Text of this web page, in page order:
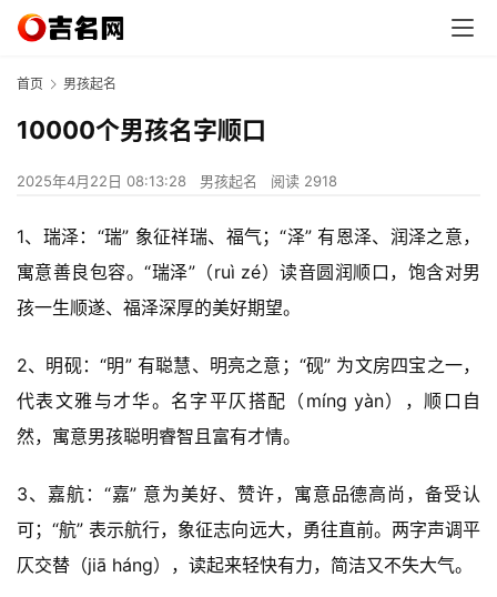
首页 男孩起名
10000个男孩名字顺口
2025年4月22日 08:13:28 男孩起名 阅读 2918
1、瑞泽：“瑞” 象征祥瑞、福气；“泽” 有恩泽、润泽之意，
寓意善良包容。“瑞泽”（ruì zé）读音圆润顺口，饱含对男
孩一生顺遂、福泽深厚的美好期望。
2、明砚：“明” 有聪慧、明亮之意；“砚” 为文房四宝之一，
代表文雅与才华。名字平仄搭配（míng yàn），顺口自
然，寓意男孩聪明睿智且富有才情。
3、嘉航：“嘉” 意为美好、赞许，寓意品德高尚，备受认
可；“航” 表示航行，象征志向远大，勇往直前。两字声调平
仄交替（jiā háng），读起来轻快有力，简洁又不失大气。